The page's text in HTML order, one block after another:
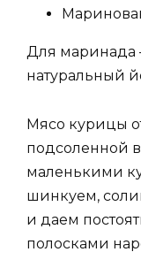
Для маринада
натуральный
Мясо курицы
подсоленной
маленькими
шинкуем,
и даем
полосками